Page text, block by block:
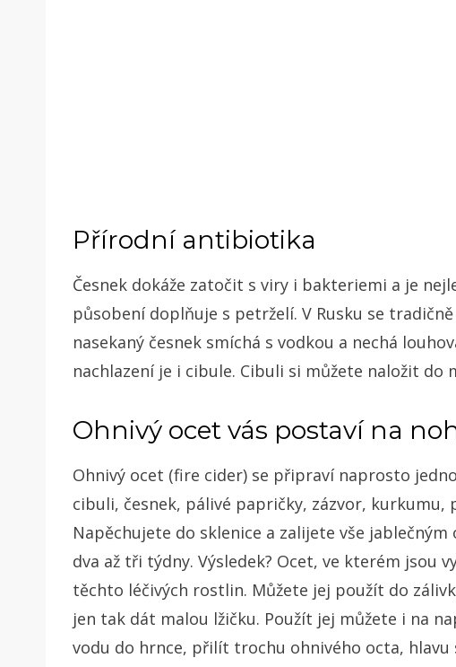
Přírodní antibiotika
Česnek dokáže zatočit s viry i bakteriemi a je
působení doplňuje s petrželí. V Rusku se
nasekaný česnek smíchá s vodkou a nechá
nachlazení je i cibule. Cibuli si můžete naložit do
Ohnivý ocet vás postaví na
Ohnivý ocet (fire cider) se připraví naprosto
cibuli, česnek, pálivé papričky, zázvor, kurkumu,
Napěchujete do sklenice a zalijete vše
dva až tři týdny. Výsledek? Ocet, ve kterém jsou
těchto léčivých rostlin. Můžete jej použít do
jen tak dát malou lžičku. Použít jej můžete i na
vodu do hrnce, přilít trochu ohnivého octa,